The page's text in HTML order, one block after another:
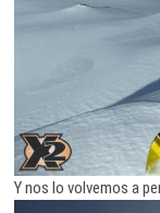
Y nos lo volvemos a